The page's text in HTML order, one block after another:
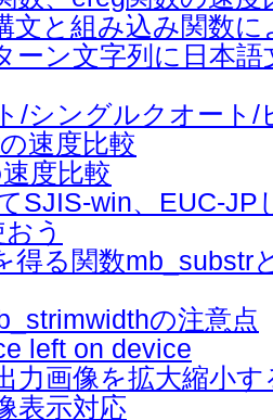
文と組み込み関数に
ーン文字列に日本
/シングルクオート/
速度比較
度比較
SJIS-win、EUC-JP
う
得る関数mb_substr
の注意点
left on device
力画像を拡大縮小す
表示対応